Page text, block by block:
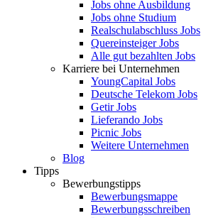
Jobs ohne Ausbildung
Jobs ohne Studium
Realschulabschluss Jobs
Quereinsteiger Jobs
Alle gut bezahlten Jobs
Karriere bei Unternehmen
YoungCapital Jobs
Deutsche Telekom Jobs
Getir Jobs
Lieferando Jobs
Picnic Jobs
Weitere Unternehmen
Blog
Tipps
Bewerbungstipps
Bewerbungsmappe
Bewerbungsschreiben